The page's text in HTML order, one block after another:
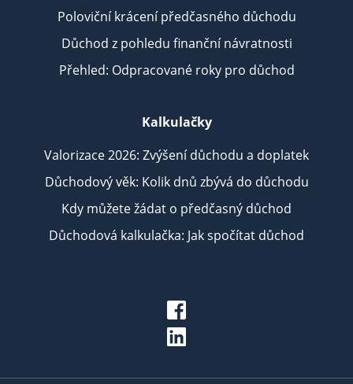
Poloviční krácení předčasného důchodu
Důchod z pohledu finanční návratnosti
Přehled: Odpracované roky pro důchod
Kalkulačky
Valorizace 2026: Zvýšení důchodu a doplatek
Důchodový věk: Kolik dnů zbývá do důchodu
Kdy můžete žádat o předčasný důchod
Důchodová kalkulačka: Jak spočítat důchod